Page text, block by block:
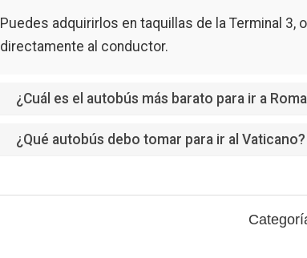
Puedes adquirirlos en taquillas de la Terminal 3,
directamente al conductor.
¿Cuál es el autobús más barato para ir a
¿Qué autobús debo tomar para ir al Vaticano?